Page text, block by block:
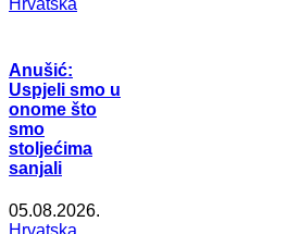
Hrvatska
Anušić:
Uspjeli smo u
onome što
smo
stoljećima
sanjali
05.08.2026.
Hrvatska